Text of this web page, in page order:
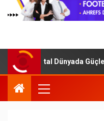
Dijital Dünyada